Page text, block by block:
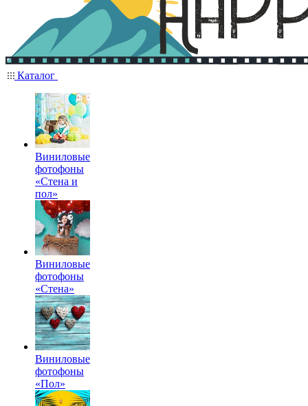
Каталог
Виниловые
фотофоны
«Стена и
пол»
Виниловые
фотофоны
«Стена»
Виниловые
фотофоны
«Пол»